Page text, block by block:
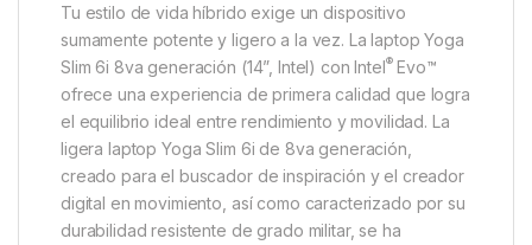
Tu estilo de vida híbrido exige un dispositivo
sumamente potente y ligero a la vez. La laptop Yoga
Slim 6i 8va generación (14”, Intel) con Intel®Evo™
ofrece una experiencia de primera calidad que logra
el equilibrio ideal entre rendimiento y movilidad. La
ligera laptop Yoga Slim 6i de 8va generación,
creado para el buscador de inspiración y el creador
digital en movimiento, así como caracterizado por su
durabilidad resistente de grado militar, se ha